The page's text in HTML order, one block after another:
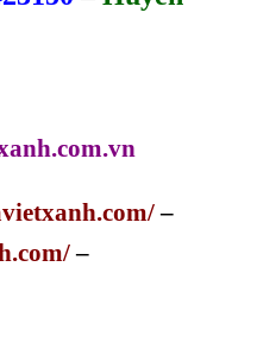
–
–